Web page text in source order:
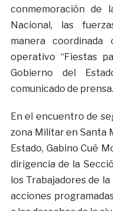
conmemoración de
Nacional, las
manera
operativo “Fiestas
Gobierno del
comunicado de prensa.
En el encuentro de
zona Militar en Santa
Estado, Gabino Cué
dirigencia de la
los Trabajadores de la
acciones